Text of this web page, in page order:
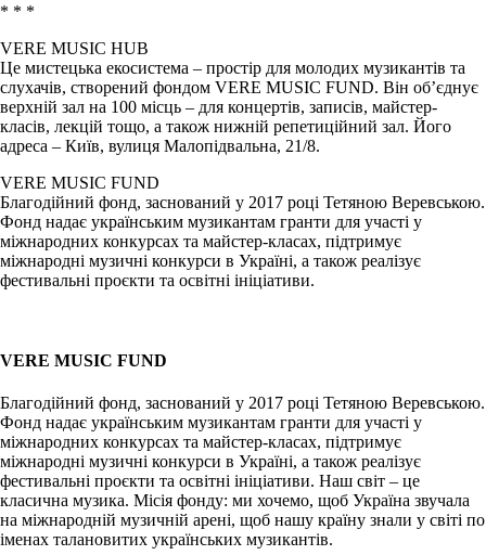
* * *
VERE MUSIC HUB
Це мистецька екосистема – простір для молодих музикантів та
слухачів, створений фондом VERE MUSIC FUND. Він об’єднує
верхній зал на 100 місць – для концертів, записів, майстер-
класів, лекцій тощо, а також нижній репетиційний зал. Його
адреса – Київ, вулиця Малопідвальна, 21/8.
VERE MUSIC FUND
Благодійний фонд, заснований у 2017 році Тетяною Веревською.
Фонд надає українським музикантам гранти для участі у
міжнародних конкурсах та майстер-класах, підтримує
міжнародні музичні конкурси в Україні, а також реалізує
фестивальні проєкти та освітні ініціативи.
VERE MUSIC FUND
Благодійний фонд, заснований у 2017 році Тетяною Веревською.
Фонд надає українським музикантам гранти для участі у
міжнародних конкурсах та майстер-класах, підтримує
міжнародні музичні конкурси в Україні, а також реалізує
фестивальні проєкти та освітні ініціативи. Наш світ – це
класична музика. Місія фонду: ми хочемо, щоб Україна звучала
на міжнародній музичній арені, щоб нашу країну знали у світі по
іменах талановитих українських музикантів.